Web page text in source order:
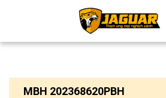
MBH 202368620PBH